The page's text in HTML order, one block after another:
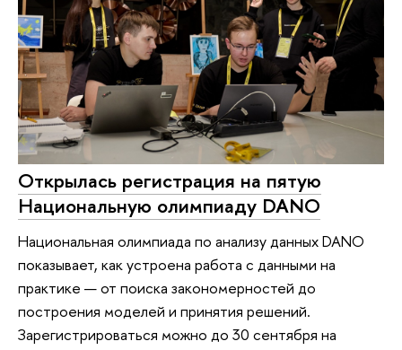
Открылась регистрация на пятую
Национальную олимпиаду DANO
Национальная олимпиада по анализу данных DANO
показывает, как устроена работа с данными на
практике — от поиска закономерностей до
построения моделей и принятия решений.
Зарегистрироваться можно до 30 сентября на